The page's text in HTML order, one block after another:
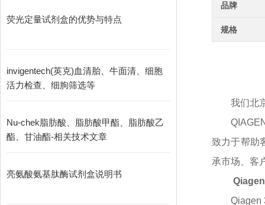
荧光定量试剂盒的优势与特点
invigentech(英克)血清胎、牛面清、细胞
活力检查、细朐筛选等
Nu-chek脂肪酸、脂肪酸甲酯、脂肪酸乙
酯、甘油酯-相关技术文章
亮氨酸氨基肽酶试剂盒说明书
品牌
规格
我们北
致力于帮助
承市场、客
Qiagen